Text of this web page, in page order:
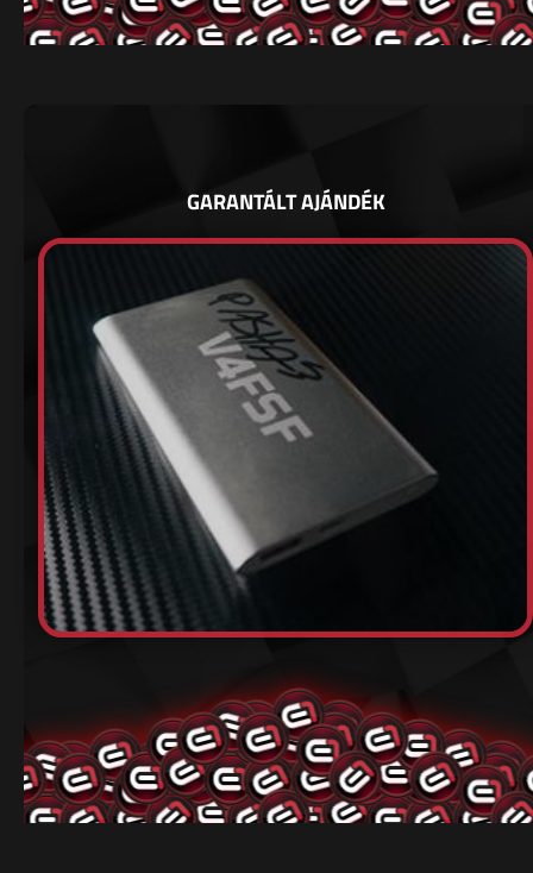
GARANTÁLT AJÁNDÉK